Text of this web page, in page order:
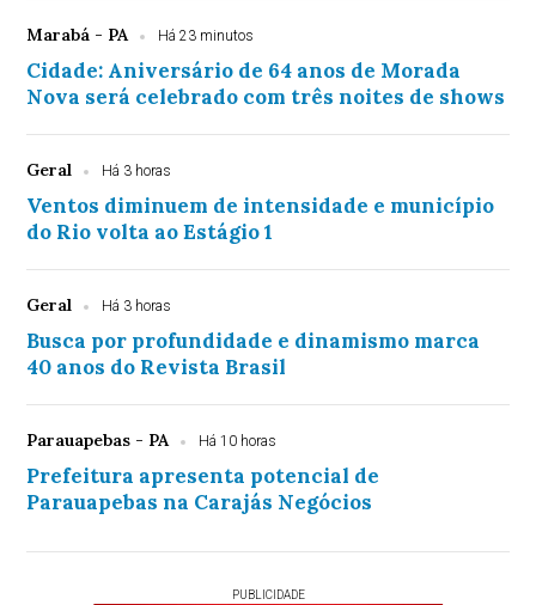
Marabá - PA Há 23 minutos
Cidade: Aniversário de 64 anos de Morada
Nova será celebrado com três noites de shows
Geral Há 3 horas
Ventos diminuem de intensidade e município
do Rio volta ao Estágio 1
Geral Há 3 horas
Busca por profundidade e dinamismo marca
40 anos do Revista Brasil
Parauapebas - PA Há 10 horas
Prefeitura apresenta potencial de
Parauapebas na Carajás Negócios
PUBLICIDADE